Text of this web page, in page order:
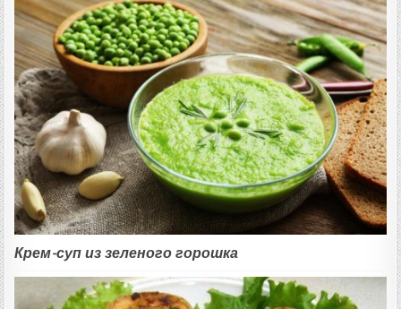
Крем-суп из зеленого горошка